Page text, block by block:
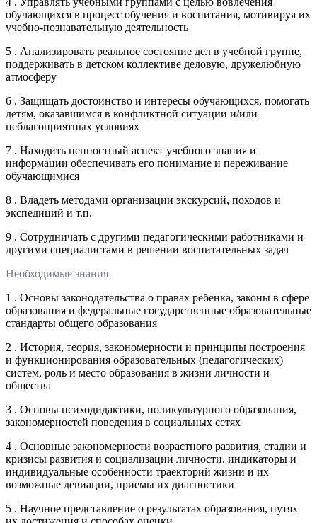
обучающихся в процесс обучения и воспитания, мотивируя их
учебно-познавательную деятельность
5 . Анализировать реальное состояние дел в учебной группе,
поддерживать в детском коллективе деловую, дружелюбную
атмосферу
6 . Защищать достоинство и интересы обучающихся, помогать
детям, оказавшимся в конфликтной ситуации и/или
неблагоприятных условиях
7 . Находить ценностный аспект учебного знания и
информации обеспечивать его понимание и переживание
обучающимися
8 . Владеть методами организации экскурсий, походов и
экспедиций и т.п.
9 . Сотрудничать с другими педагогическими работниками и
другими специалистами в решении воспитательных задач
Необходимые знания
1 . Основы законодательства о правах ребенка, законы в сфере
образования и федеральные государственные образовательные
стандарты общего образования
2 . История, теория, закономерности и принципы построения
и функционирования образовательных (педагогических)
систем, роль и место образования в жизни личности и
общества
3 . Основы психодидактики, поликультурного образования,
закономерностей поведения в социальных сетях
4 . Основные закономерности возрастного развития, стадии и
кризисы развития и социализации личности, индикаторы и
индивидуальные особенности траекторий жизни и их
возможные девиации, приемы их диагностики
5 . Научное представление о результатах образования, путях